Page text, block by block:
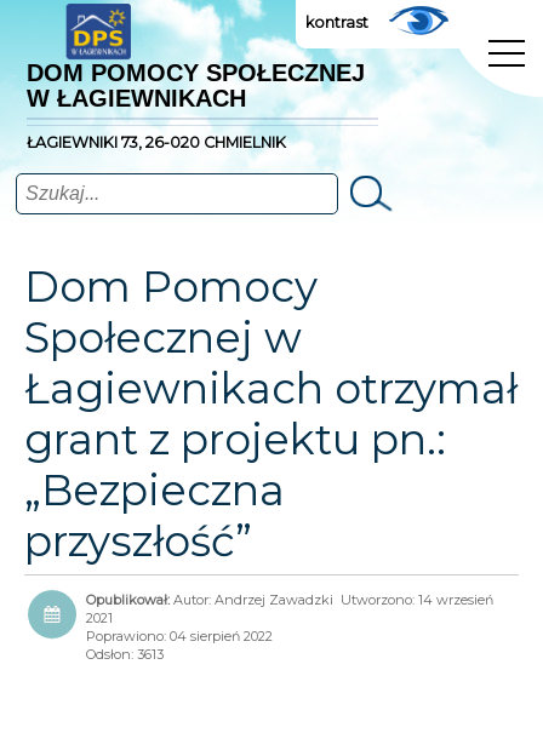
DOM POMOCY SPOŁECZNEJ
W ŁAGIEWNIKACH
ŁAGIEWNIKI 73, 26-020 CHMIELNIK
kontrast
Szukaj
Dom Pomocy
Społecznej w
Łagiewnikach otrzymał
grant z projektu pn.:
„Bezpieczna
przyszłość”
Autor: Andrzej Zawadzki Utworzono: 14 wrzesień
2021
Poprawiono: 04 sierpień 2022
Odsłon: 3613